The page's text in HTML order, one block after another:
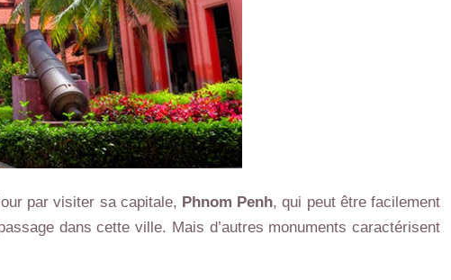
par visiter sa capitale, Phnom Penh, qui peut être facilement
dans cette ville. Mais d’autres monuments caractérisent